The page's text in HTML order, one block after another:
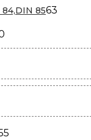
8563
товаров
товара